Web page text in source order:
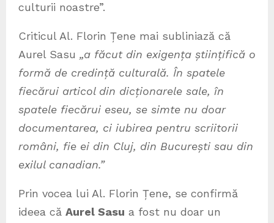
culturii noastre”.
Criticul Al. Florin Țene mai subliniază că
Aurel Sasu „a făcut din exigența științifică o
formă de credință culturală. În spatele
fiecărui articol din dicționarele sale, în
spatele fiecărui eseu, se simte nu doar
documentarea, ci iubirea pentru scriitorii
români, fie ei din Cluj, din București sau din
exilul canadian.”
Prin vocea lui Al. Florin Țene, se confirmă
ideea că Aurel Sasu a fost nu doar un